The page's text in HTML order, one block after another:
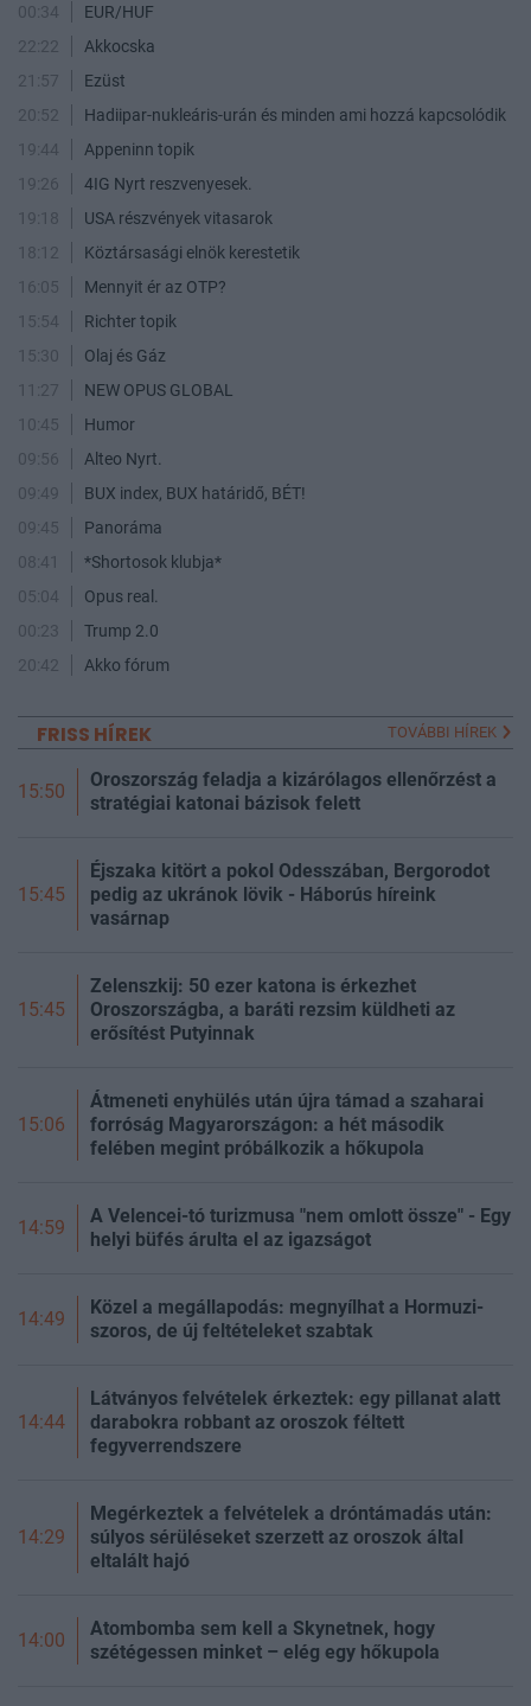
00:34
EUR/HUF
22:22
Akkocska
21:57
Ezüst
20:52
Hadiipar-nukleáris-urán és minden ami hozzá kapcsolódik
19:44
Appeninn topik
19:26
4IG Nyrt reszvenyesek.
19:18
USA részvények vitasarok
18:12
Köztársasági elnök kerestetik
16:05
Mennyit ér az OTP?
15:54
Richter topik
15:30
Olaj és Gáz
11:27
NEW OPUS GLOBAL
10:45
Humor
09:56
Alteo Nyrt.
09:49
BUX index, BUX határidő, BÉT!
09:45
Panoráma
08:41
*Shortosok klubja*
05:04
Opus real.
00:23
Trump 2.0
20:42
Akko fórum
FRISS HÍREK TOVÁBBI HÍREK
15:50
Oroszország feladja a kizárólagos ellenőrzést a
stratégiai katonai bázisok felett
15:45
Éjszaka kitört a pokol Odesszában, Bergorodot
pedig az ukránok lövik - Háborús híreink
vasárnap
15:45
Zelenszkij: 50 ezer katona is érkezhet
Oroszországba, a baráti rezsim küldheti az
erősítést Putyinnak
15:06
Átmeneti enyhülés után újra támad a szaharai
forróság Magyarországon: a hét második
felében megint próbálkozik a hőkupola
14:59
A Velencei-tó turizmusa "nem omlott össze" - Egy
helyi büfés árulta el az igazságot
14:49
Közel a megállapodás: megnyílhat a Hormuzi-
szoros, de új feltételeket szabtak
14:44
Látványos felvételek érkeztek: egy pillanat alatt
darabokra robbant az oroszok féltett
fegyverrendszere
14:29
Megérkeztek a felvételek a dróntámadás után:
súlyos sérüléseket szerzett az oroszok által
eltalált hajó
14:00
Atombomba sem kell a Skynetnek, hogy
szétégessen minket – elég egy hőkupola